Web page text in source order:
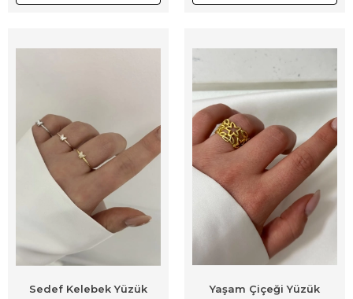
Sedef Kelebek Yüzük
Yaşam Çiçeği Yüzük